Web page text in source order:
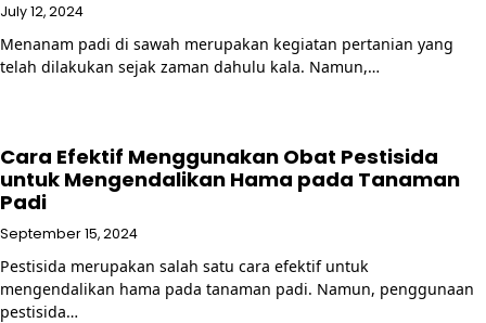
July 12, 2024
Menanam padi di sawah merupakan kegiatan pertanian yang
telah dilakukan sejak zaman dahulu kala. Namun,…
Cara Efektif Menggunakan Obat Pestisida
untuk Mengendalikan Hama pada Tanaman
Padi
September 15, 2024
Pestisida merupakan salah satu cara efektif untuk
mengendalikan hama pada tanaman padi. Namun, penggunaan
pestisida…